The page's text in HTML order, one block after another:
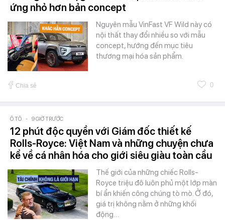
ứng nhỏ hơn bản concept
Nguyên mẫu VinFast VF Wild này có
nội thất thay đổi nhiều so với mẫu
concept, hướng đến mục tiêu
thương mại hóa sản phẩm.
Chia sẻ 0
Ô TÔ - 9 GIỜ TRƯỚC
12 phút độc quyền với Giám đốc thiết kế
Rolls-Royce: Việt Nam và những chuyện chưa
kể về cá nhân hóa cho giới siêu giàu toàn cầu
Thế giới của những chiếc Rolls-
Royce triệu đô luôn phủ một lớp màn
bí ẩn khiến công chúng tò mò. Ở đó,
giá trị không nằm ở những khối
động…